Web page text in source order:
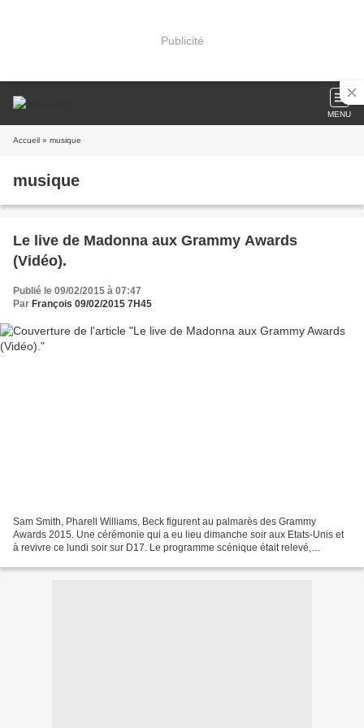
Publicité
MENU
Accueil » musique
musique
Le live de Madonna aux Grammy Awards
(Vidéo).
Publié le 09/02/2015 à 07:47
Par François 09/02/2015 7H45
Sam Smith, Pharell Williams, Beck figurent au palmarès des Grammy
Awards 2015. Une cérémonie qui a eu lieu dimanche soir aux Etats-Unis et
à revivre ce lundi soir sur D17. Le programme scénique était relevé,